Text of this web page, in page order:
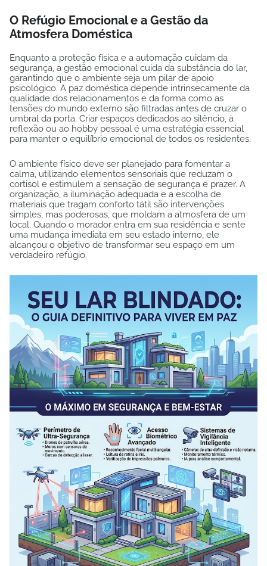
O Refúgio Emocional e a Gestão da
Atmosfera Doméstica
Enquanto a proteção física e a automação cuidam da
segurança, a gestão emocional cuida da substância do lar,
garantindo que o ambiente seja um pilar de apoio
psicológico. A paz doméstica depende intrinsecamente da
qualidade dos relacionamentos e da forma como as
tensões do mundo externo são filtradas antes de cruzar o
umbral da porta. Criar espaços dedicados ao silêncio, à
reflexão ou ao hobby pessoal é uma estratégia essencial
para manter o equilíbrio emocional de todos os residentes.
O ambiente físico deve ser planejado para fomentar a
calma, utilizando elementos sensoriais que reduzam o
cortisol e estimulem a sensação de segurança e prazer. A
organização, a iluminação adequada e a escolha de
materiais que tragam conforto tátil são intervenções
simples, mas poderosas, que moldam a atmosfera de um
local. Quando o morador entra em sua residência e sente
uma mudança imediata em seu estado interno, ele
alcançou o objetivo de transformar seu espaço em um
verdadeiro refúgio.